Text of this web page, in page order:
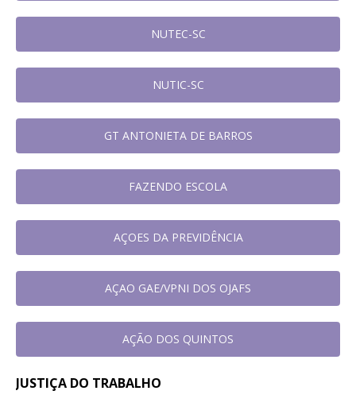
NUTEC-SC
NUTIC-SC
GT ANTONIETA DE BARROS
FAZENDO ESCOLA
AÇOES DA PREVIDÊNCIA
AÇAO GAE/VPNI DOS OJAFS
AÇÃO DOS QUINTOS
JUSTIÇA DO TRABALHO